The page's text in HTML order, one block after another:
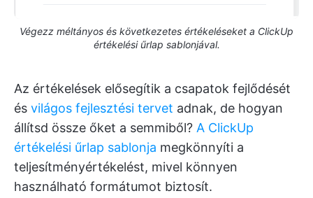
Végezz méltányos és következetes értékeléseket a ClickUp
értékelési űrlap sablonjával.
Az értékelések elősegítik a csapatok fejlődését
és világos fejlesztési tervet adnak, de hogyan
állítsd össze őket a semmiből? A ClickUp
értékelési űrlap sablonja megkönnyíti a
teljesítményértékelést, mivel könnyen
használható formátumot biztosít.